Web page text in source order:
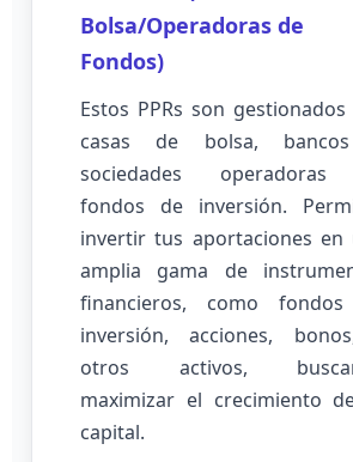
Bolsa/Operadoras de
Fondos)
Estos PPRs son
casas de bolsa,
sociedades
fondos de inversión.
invertir tus aportaciones en
amplia gama de
financieros, como
inversión, acciones,
otros activos,
maximizar el crecimiento
capital.